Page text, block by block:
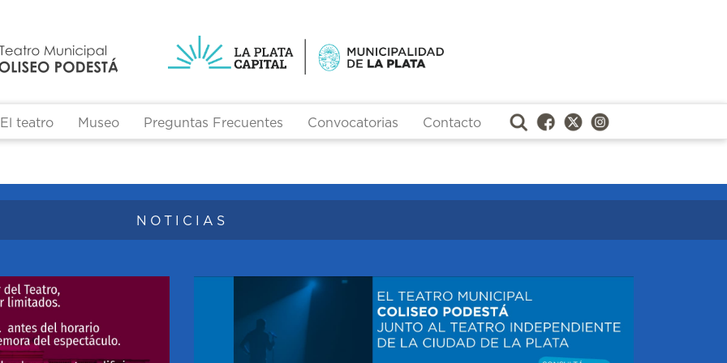
El teatro Museo Preguntas Frecuentes Convocatorias Contacto
NOTICIAS